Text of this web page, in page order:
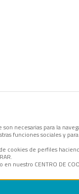
necesarias para la
funciones sociales y
cookies de perfiles
nuestro CENTRO DE